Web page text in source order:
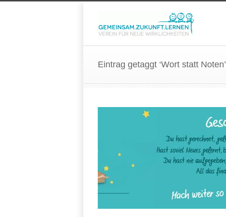
Eintrag getaggt ‘Wort statt Noten’